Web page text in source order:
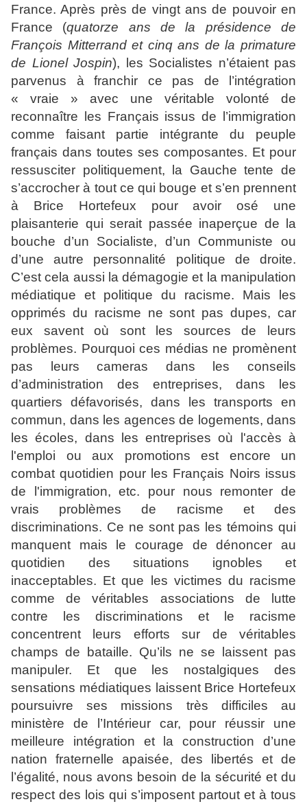
France. Après près de vingt ans de pouvoir en
France (quatorze ans de la présidence de
François Mitterrand et cinq ans de la primature
de Lionel Jospin), les Socialistes n’étaient pas
parvenus à franchir ce pas de l’intégration
« vraie » avec une véritable volonté de
reconnaître les Français issus de l’immigration
comme faisant partie intégrante du peuple
français dans toutes ses composantes. Et pour
ressusciter politiquement, la Gauche tente de
s’accrocher à tout ce qui bouge et s’en prennent
à Brice Hortefeux pour avoir osé une
plaisanterie qui serait passée inaperçue de la
bouche d’un Socialiste, d’un Communiste ou
d’une autre personnalité politique de droite.
C’est cela aussi la démagogie et la manipulation
médiatique et politique du racisme. Mais les
opprimés du racisme ne sont pas dupes, car
eux savent où sont les sources de leurs
problèmes. Pourquoi ces médias ne promènent
pas leurs cameras dans les conseils
d’administration des entreprises, dans les
quartiers défavorisés, dans les transports en
commun, dans les agences de logements, dans
les écoles, dans les entreprises où l'accès à
l'emploi ou aux promotions est encore un
combat quotidien pour les Français Noirs issus
de l'immigration, etc. pour nous remonter de
vrais problèmes de racisme et des
discriminations. Ce ne sont pas les témoins qui
manquent mais le courage de dénoncer au
quotidien des situations ignobles et
inacceptables. Et que les victimes du racisme
comme de véritables associations de lutte
contre les discriminations et le racisme
concentrent leurs efforts sur de véritables
champs de bataille. Qu’ils ne se laissent pas
manipuler. Et que les nostalgiques des
sensations médiatiques laissent Brice Hortefeux
poursuivre ses missions très difficiles au
ministère de l’Intérieur car, pour réussir une
meilleure intégration et la construction d’une
nation fraternelle apaisée, des libertés et de
l’égalité, nous avons besoin de la sécurité et du
respect des lois qui s’imposent partout et à tous